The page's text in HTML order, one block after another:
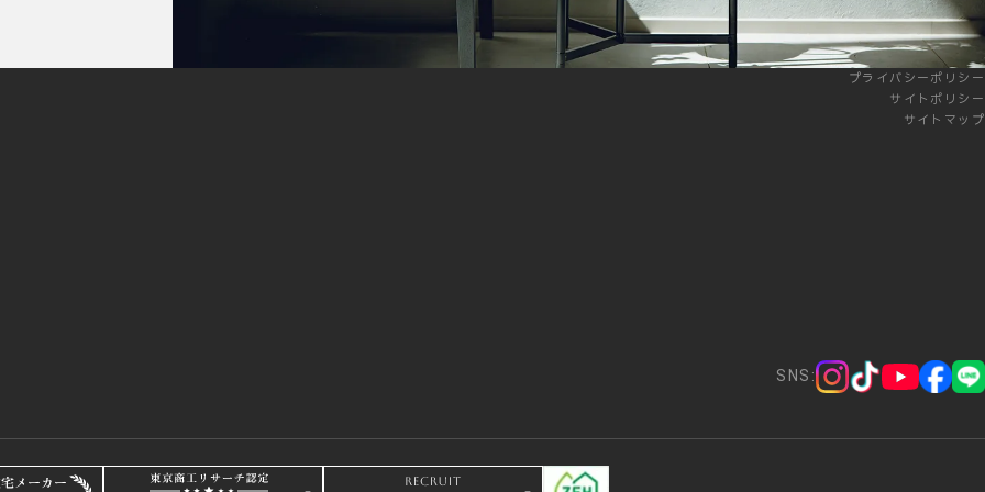
プライバシーポリシー
サイトポリシー
サイトマップ
SNS